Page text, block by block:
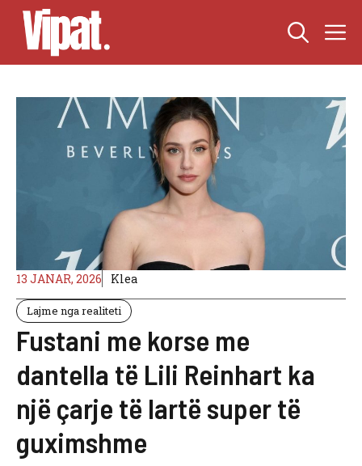
Skip
content
13 JANAR, 2026 Klea
Lajme nga realiteti
Fustani me korse me
dantella të Lili Reinhart ka
një çarje të lartë super të
guximshme